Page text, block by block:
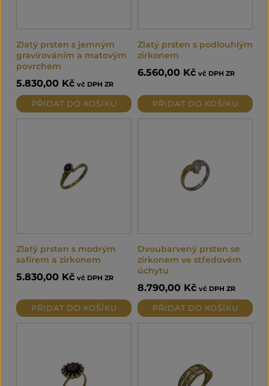
Zlatý prsten s jemným
gravírováním a matovým
povrchem
5.830,00 Kč vč DPH ZR
PŘIDAT DO KOŠÍKU
Zlatý prsten s podlouhlým
zirkonem
6.560,00 Kč vč DPH ZR
PŘIDAT DO KOŠÍKU
Zlatý prsten s modrým
safírem a zirkonem
5.830,00 Kč vč DPH ZR
PŘIDAT DO KOŠÍKU
Dvoubarvený prsten se
zirkonem ve středovém
úchytu
8.790,00 Kč vč DPH ZR
PŘIDAT DO KOŠÍKU